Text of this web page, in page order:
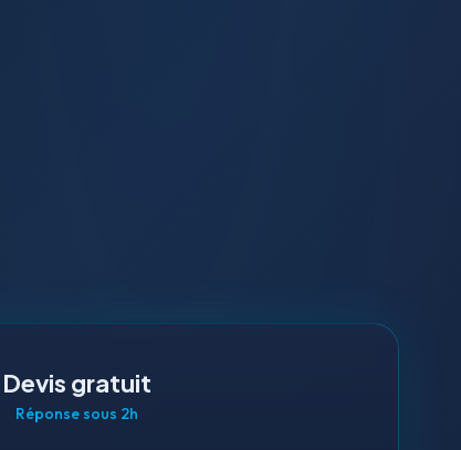
Devis gratuit
Réponse sous 2h